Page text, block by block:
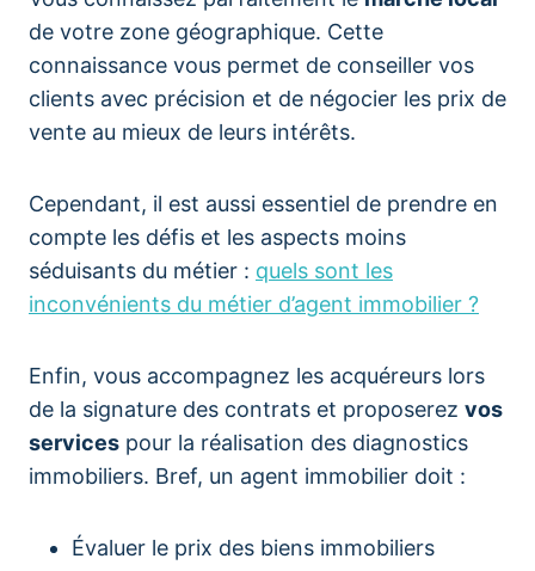
de votre zone géographique. Cette
connaissance vous permet de conseiller vos
clients avec précision et de négocier les prix de
vente au mieux de leurs intérêts.
Cependant, il est aussi essentiel de prendre en
compte les défis et les aspects moins
séduisants du métier : quels sont les
inconvénients du métier d’agent immobilier ?
Enfin, vous accompagnez les acquéreurs lors
de la signature des contrats et proposerez vos
services pour la réalisation des diagnostics
immobiliers. Bref, un agent immobilier doit :
Évaluer le prix des biens immobiliers